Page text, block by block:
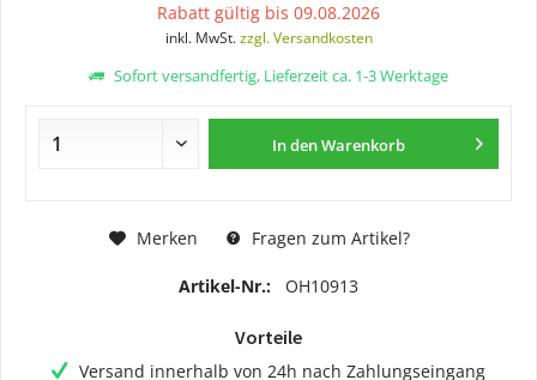
Rabatt gültig bis 09.08.2026
inkl. MwSt.zzgl. Versandkosten
Sofort versandfertig, Lieferzeit ca. 1-3 Werktage
In denWarenkorb
Merken Fragen zum Artikel?
Artikel-Nr.: OH10913
Vorteile
Versand innerhalb von 24h nach Zahlungseingang